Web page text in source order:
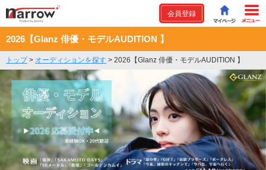
会員登録
2026【Glanz 俳優・モデルAUDITION 】
トップ> オーディションを探す > 2026【Glanz 俳優・モデルAUDITION 】